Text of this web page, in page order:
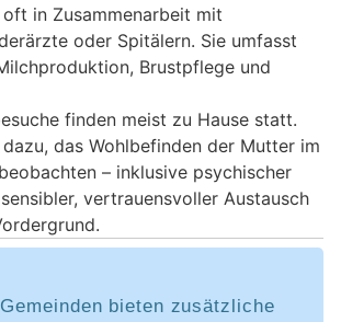
oft in Zusammenarbeit mit
oder Spitälern. Sie umfasst
Brustpflege und
finden meist zu Hause statt.
das Wohlbefinden der Mutter im
– inklusive psychischer
vertrauensvoller Austausch
bieten zusätzliche